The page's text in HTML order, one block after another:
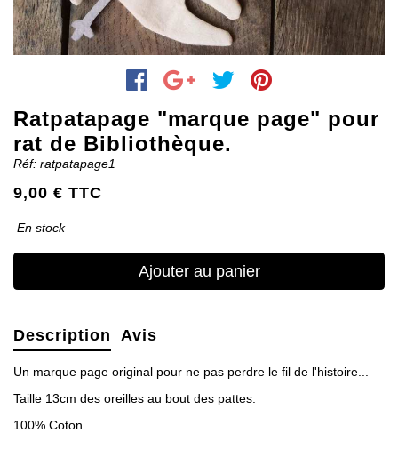
Ratpatapage "marque page" pour
rat de Bibliothèque.
Réf: ratpatapage1
9,00 € TTC
En stock
Ajouter au panier
Description Avis
Un marque page original pour ne pas perdre le fil de l'histoire...
Taille 13cm des oreilles au bout des pattes.
100% Coton .